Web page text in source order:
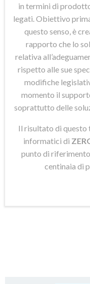
in termini di
legati. Obiettivo
questo senso, è
rapporto che lo
relativa
rispetto alle sue
modifiche
momento il
soprattutto delle
Il risultato di questo
informatici di
punto di
centinaia di